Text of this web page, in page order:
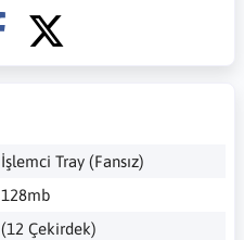
İşlemci Tray (Fansız)
128mb
(12 Çekirdek)